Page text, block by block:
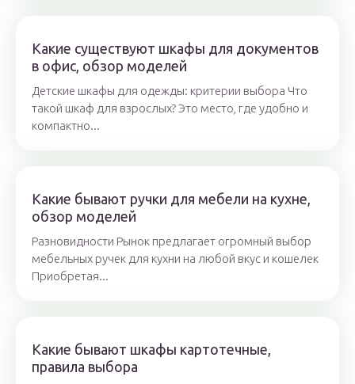
Какие существуют шкафы для документов
в офис, обзор моделей
Детские шкафы для одежды: критерии выбора Что
такой шкаф для взрослых? Это место, где удобно и
компактно...
Какие бывают ручки для мебели на кухне,
обзор моделей
Разновидности Рынок предлагает огромный выбор
мебельных ручек для кухни на любой вкус и кошелек
Приобретая...
Какие бывают шкафы картотечные,
правила выбора